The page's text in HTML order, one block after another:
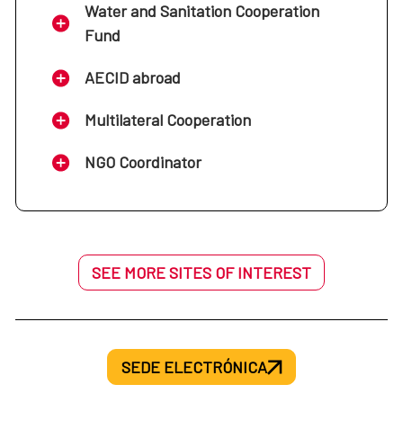
Water and Sanitation Cooperation
Fund
AECID abroad
Multilateral Cooperation
NGO Coordinator
SEE MORE SITES OF INTEREST
SEDE ELECTRÓNICA